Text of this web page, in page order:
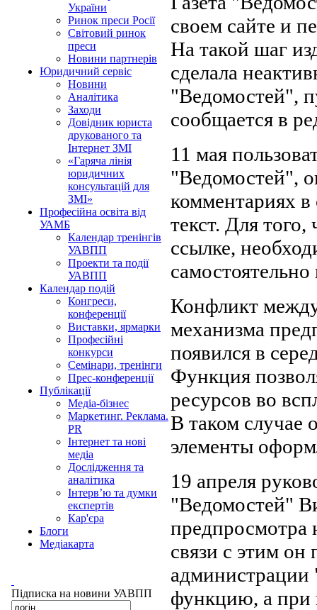
України
Ринок преси Росії
Світовий ринок
преси
Новини партнерів
Юридичний сервіс
Новини
Аналітика
Заходи
Довідник юриста
друкованого та
Інтернет ЗМІ
«Гаряча лінія
юридичних
консультацій для
ЗМІ»
Професійна освіта від
УАМБ
Календар тренінгів
УАВПП
Проекти та події
УАВПП
Календар подій
Конгреси,
конференції
Виставки, ярмарки
Професійні
конкурси
Семінари, тренінги
Прес-конференції
Публікації
Медіа-бізнес
Маркетинг. Реклама.
PR
Інтернет та нові
медіа
Дослідження та
аналітика
Інтерв’ю та думки
експертів
Кар'єра
Блоги
Медіакарта
Підписка на новини УАВПП
своем сайте и
На такой шаг
сделала
"Ведомостей",
сообщается в
11 мая
"Ведомостей",
комментариях
текст. Для
ссылке,
Конфликт
механизма
появился в
Функция
ресурсов во
В таком случае
элементы
19 апреля
"Ведомостей"
предпросмотра
связи с этим
администрации
функцию, а при